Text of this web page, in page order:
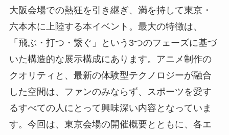
大阪会場での熱狂を引き継ぎ、満を持して東京・
六本木に上陸する本イベント。最大の特徴は、
「飛ぶ・打つ・繋ぐ」という3つのフェーズに基づ
いた構造的な展示構成にあります。アニメ制作の
クオリティと、最新の体験型テクノロジーが融合
した空間は、ファンのみならず、スポーツを愛す
るすべての人にとって興味深い内容となっていま
す。今回は、東京会場の開催概要とともに、各エ